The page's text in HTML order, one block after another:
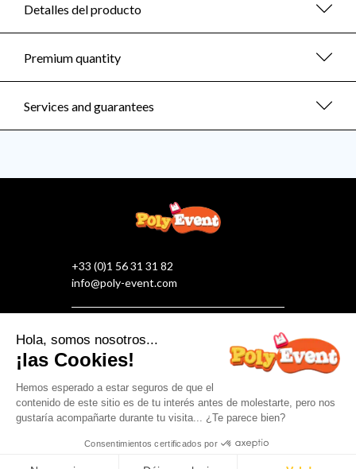
Añadir al carrito
Detalles del producto
Premium quantity
Services and guarantees
+33 (0)1 56 31 31 82
info@poly-event.com
NUESTRA EMPRESA
ATENCIÓN Y SERVICIO AL CLIENTE
©2026 Poly Event : All rights reserved